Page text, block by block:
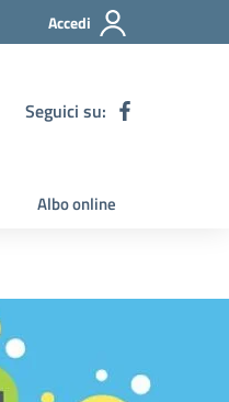
Accedi
Seguici su:
Albo online